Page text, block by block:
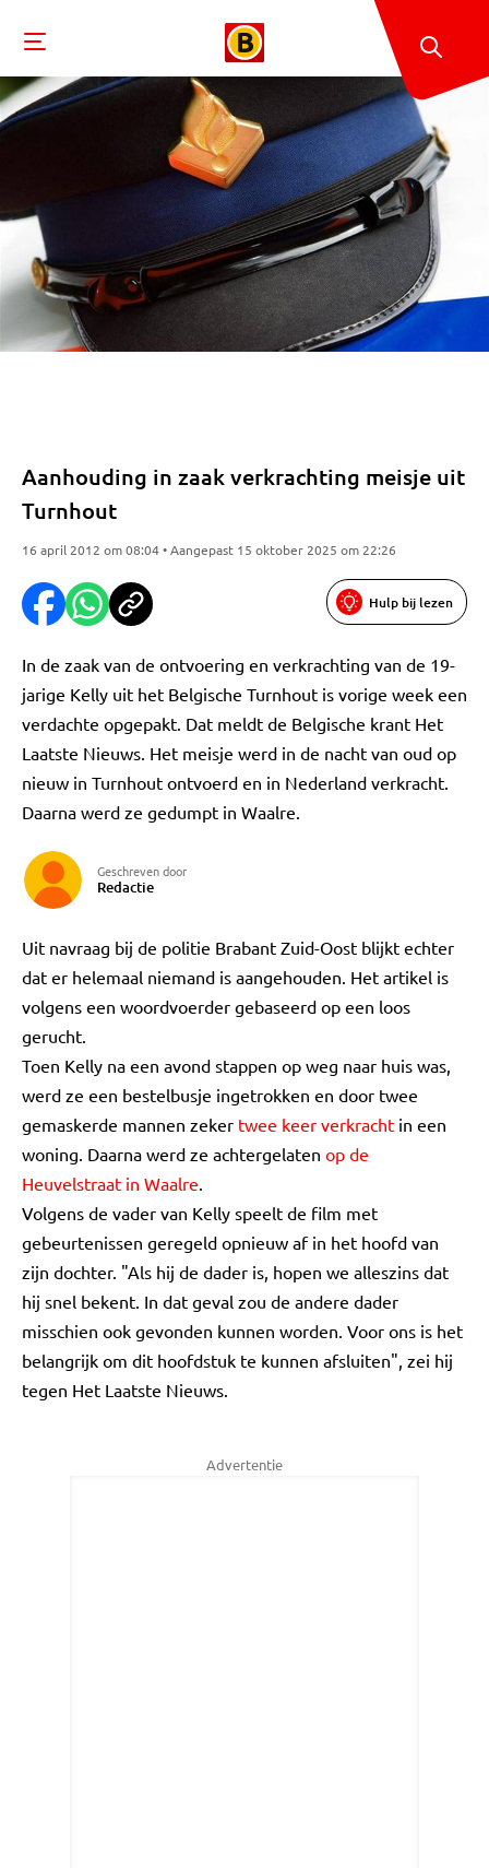
Aanhouding in zaak verkrachting meisje uit
Turnhout
16 april 2012 om 08:04 • Aangepast 15 oktober 2025 om 22:26
Hulp bij lezen
In de zaak van de ontvoering en verkrachting van de 19-
jarige Kelly uit het Belgische Turnhout is vorige week een
verdachte opgepakt. Dat meldt de Belgische krant Het
Laatste Nieuws. Het meisje werd in de nacht van oud op
nieuw in Turnhout ontvoerd en in Nederland verkracht.
Daarna werd ze gedumpt in Waalre.
Geschreven door
Redactie
Uit navraag bij de politie Brabant Zuid-Oost blijkt echter
dat er helemaal niemand is aangehouden. Het artikel is
volgens een woordvoerder gebaseerd op een loos
gerucht.
Toen Kelly na een avond stappen op weg naar huis was,
werd ze een bestelbusje ingetrokken en door twee
gemaskerde mannen zeker twee keer verkracht in een
woning. Daarna werd ze achtergelaten op de
Heuvelstraat in Waalre.
Volgens de vader van Kelly speelt de film met
gebeurtenissen geregeld opnieuw af in het hoofd van
zijn dochter. "Als hij de dader is, hopen we alleszins dat
hij snel bekent. In dat geval zou de andere dader
misschien ook gevonden kunnen worden. Voor ons is het
belangrijk om dit hoofdstuk te kunnen afsluiten", zei hij
tegen Het Laatste Nieuws.
Advertentie